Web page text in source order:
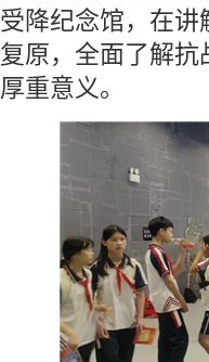
受降纪念馆，在
复原，全面了解抗
厚重意义。